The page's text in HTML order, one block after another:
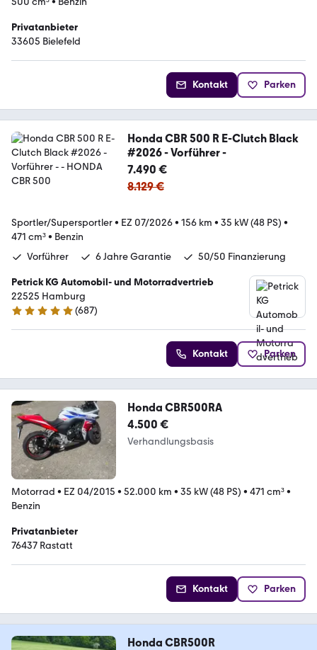
Privatanbieter
33605 Bielefeld
Kontakt Parken
Honda CBR 500 R E-Clutch Black
#2026 - Vorführer -
7.490 €
8.129 €
Sportler/Supersportler• EZ 07/2026• 156 km • 35 kW (48 PS) •
471 cm³• Benzin
Vorführer
6 Jahre Garantie 50/50 Finanzierung
Petrick KG Automobil- und Motorradvertrieb
22525 Hamburg
5 Sterne
(687)
Kontakt Parken
Honda CBR500RA
4.500 €
Verhandlungsbasis
Motorrad • EZ 04/2015 • 52.000 km • 35 kW (48 PS) • 471 cm³•
Benzin
Privatanbieter
76437 Rastatt
Kontakt Parken
Honda CBR500R